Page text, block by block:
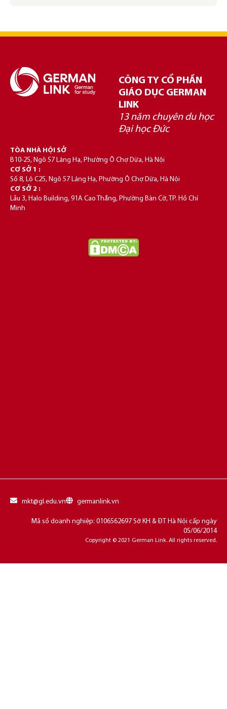
CÔNG TY CỔ PHẦN
GIÁO DỤC GERMAN
LINK
13 năm chuyên du học
Đại học Đức
TÒA NHÀ HỘI SỞ
B10-25, Ngõ 57 Láng Hạ, Phường Ô Chợ Dừa, Hà Nội
CƠ SỞ 1 :
Số 8, Lô C25, Ngõ 57 Láng Hạ, Phường Ô Chợ Dừa, Hà Nội
CƠ SỞ 2 :
Lầu 3, Halo Building, 91A Cao Thắng, Phường Bàn Cờ, TP. Hồ Chí
Minh
mkt@gl.edu.vn germanlink.vn
Mã số doanh nghiệp: 0106562697 Sở KH & ĐT Hà Nội cấp ngày
05/06/2014
Copyright © 2021 German Link. All rights reserved.